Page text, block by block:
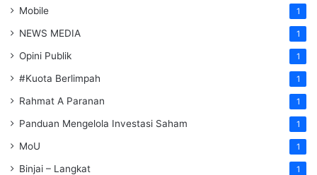
Mobile 1
NEWS MEDIA 1
Opini Publik 1
#Kuota Berlimpah 1
Rahmat A Paranan 1
Panduan Mengelola Investasi Saham 1
MoU 1
Binjai – Langkat 1